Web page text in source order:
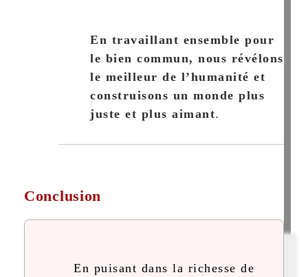
En travaillant ensemble pour
le bien commun, nous révélons
le meilleur de l’humanité et
construisons un monde plus
juste et plus aimant.
Conclusion
En puisant dans la richesse de